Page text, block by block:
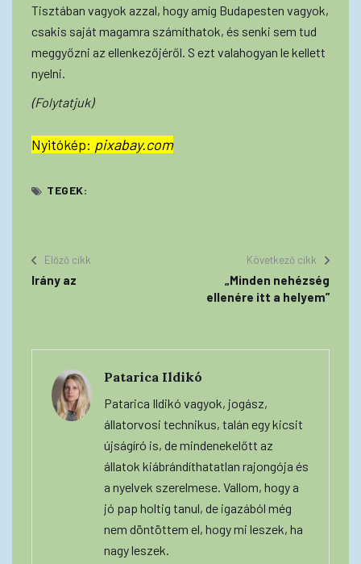
Tisztában vagyok azzal, hogy amíg Budapesten vagyok,
csakis saját magamra számíthatok, és senki sem tud
meggyőzni az ellenkezőjéről. S ezt valahogyan le kellett
nyelni.
(Folytatjuk)
Nyitókép: pixabay.com
TEGEK:
Előző cikk
Irány az
Következő cikk
„Minden nehézség
ellenére itt a helyem”
Patarica Ildikó
Patarica Ildikó vagyok, jogász,
állatorvosi technikus, talán egy kicsit
újságíró is, de mindenekelőtt az
állatok kiábrándíthatatlan rajongója és
a nyelvek szerelmese. Vallom, hogy a
jó pap holtig tanul, de igazából még
nem döntöttem el, hogy mi leszek, ha
nagy leszek.